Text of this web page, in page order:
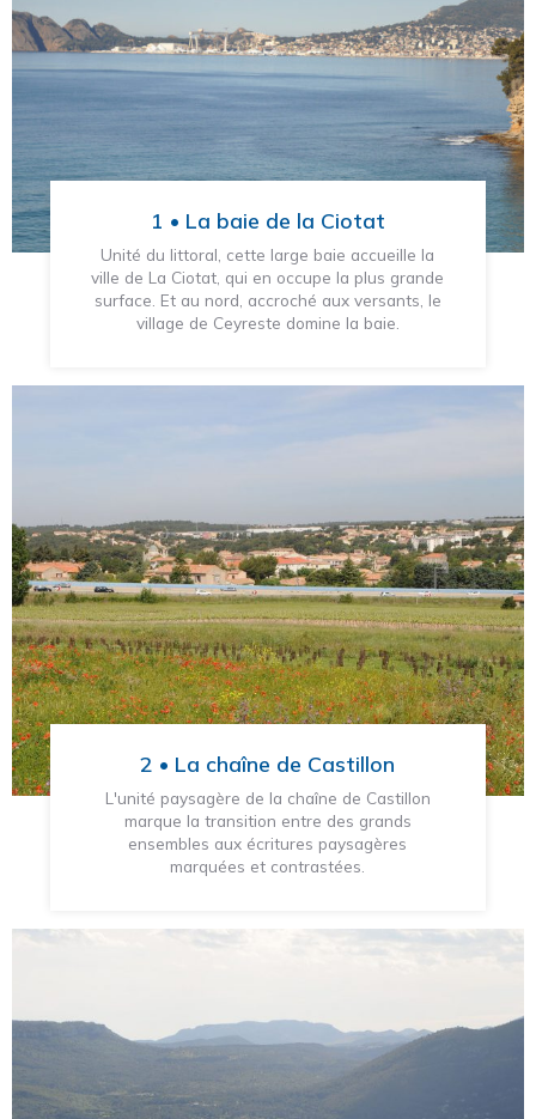
1 • La baie de la Ciotat
Unité du littoral, cette large baie accueille la
ville de La Ciotat, qui en occupe la plus grande
surface. Et au nord, accroché aux versants, le
village de Ceyreste domine la baie.
2 • La chaîne de Castillon
L'unité paysagère de la chaîne de Castillon
marque la transition entre des grands
ensembles aux écritures paysagères
marquées et contrastées.